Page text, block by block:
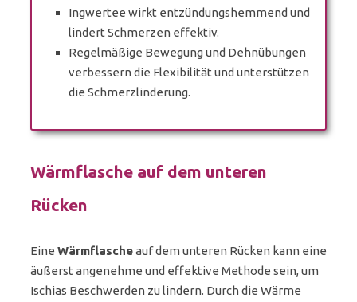
Ingwertee wirkt entzündungshemmend und
lindert Schmerzen effektiv.
Regelmäßige Bewegung und Dehnübungen
verbessern die Flexibilität und unterstützen
die Schmerzlinderung.
Wärmflasche auf dem unteren
Rücken
Eine Wärmflascheauf dem unteren Rücken kann eine
äußerst angenehme und effektive Methode sein, um
Ischias Beschwerden zu lindern. Durch die Wärme